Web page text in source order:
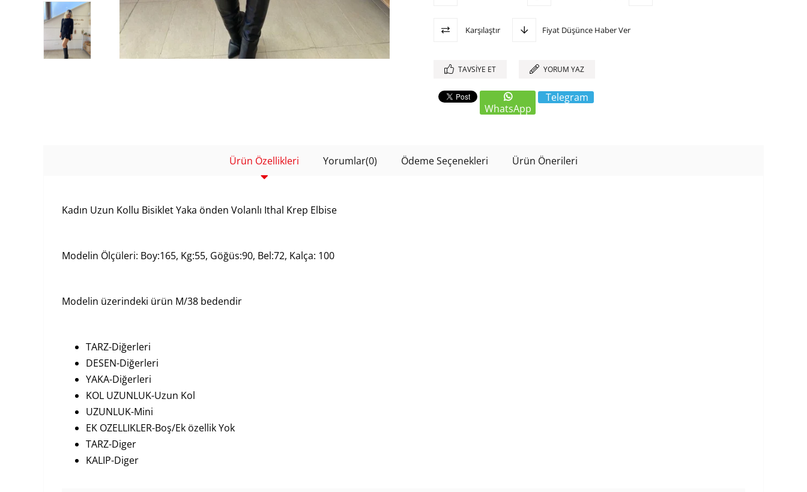
Karşılaştır Fiyat Düşünce Haber Ver
TAVSIYE ET YORUM YAZ
WhatsApp
Telegram
Ürün Özellikleri Yorumlar(0) Ödeme Seçenekleri Ürün Önerileri
Kadın Uzun Kollu Bisiklet Yaka önden Volanlı Ithal Krep Elbise
Modelin Ölçüleri: Boy:165, Kg:55, Göğüs:90, Bel:72, Kalça: 100
Modelin üzerindeki ürün M/38 bedendir
TARZ-Diğerleri
DESEN-Diğerleri
YAKA-Diğerleri
KOL UZUNLUK-Uzun Kol
UZUNLUK-Mini
EK OZELLIKLER-Boş/Ek özellik Yok
TARZ-Diger
KALIP-Diger